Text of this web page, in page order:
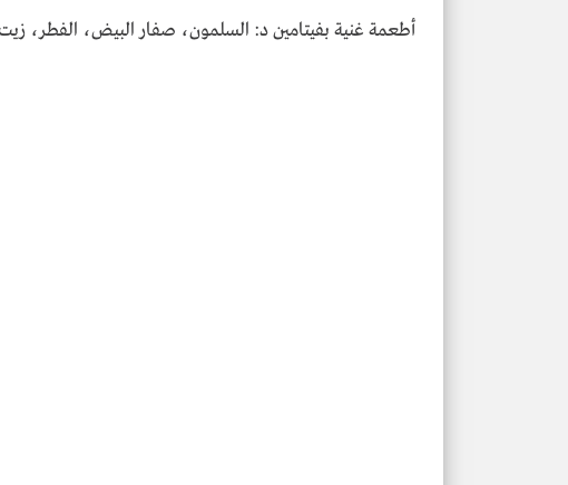
أطعمة غنية بفيتامين د: السلمون، صفار البيض، الفطر،